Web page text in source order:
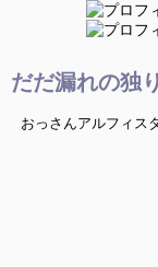
だだ漏れの独
おっさんアルフィス